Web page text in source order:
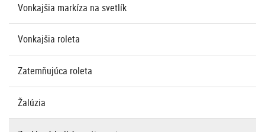
Vonkajšia markíza na svetlík
Vonkajšia roleta
Zatemňujúca roleta
Žalúzia